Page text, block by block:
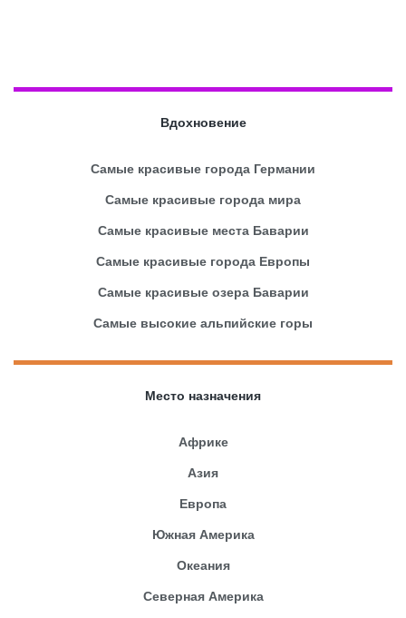
Вдохновение
Самые красивые города Германии
Самые красивые города мира
Самые красивые места Баварии
Самые красивые города Европы
Самые красивые озера Баварии
Самые высокие альпийские горы
Место назначения
Африке
Азия
Европа
Южная Америка
Океания
Северная Америка